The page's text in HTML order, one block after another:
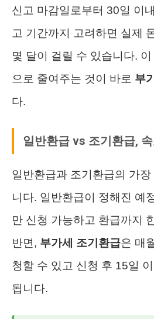
신고 마감일로부터 30일 이
고 기간까지 고려하면 실제
몇 달이 걸릴 수 있습니다.
으로 줄여주는 것이 바로 부
다.
일반환급 vs 조기환급,
일반환급과 조기환급의 가장
니다. 일반환급이 정해진 예
만 신청 가능하고 환급까지
반면, 부가세 조기환급은 매
청할 수 있고 신청 후 15일
됩니다.